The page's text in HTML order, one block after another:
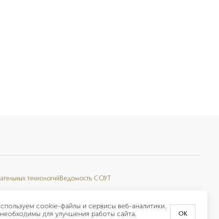
cookie-файлы и сервисы веб-аналитики.
для улучшения работы сайта.
OK
технологий Ведомость СОУТ